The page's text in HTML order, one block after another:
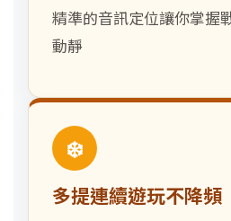
精準的音訊定位讓你掌握
動靜
❄️
多提連續遊玩不降頻